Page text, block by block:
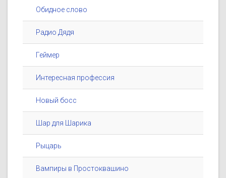
Обидное слово
Радио Дядя
Геймер
Интересная профессия
Новый босс
Шар для Шарика
Рыцарь
Вампиры в Простоквашино